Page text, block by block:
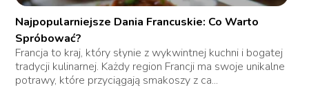
Najpopularniejsze Dania Francuskie: Co Warto
Spróbować?
Francja to kraj, który słynie z wykwintnej kuchni i bogatej
tradycji kulinarnej. Każdy region Francji ma swoje unikalne
potrawy, które przyciągają smakoszy z ca...